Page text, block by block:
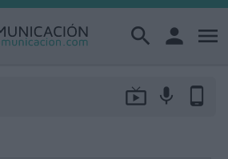
search person menu
live_tv mic phone_android